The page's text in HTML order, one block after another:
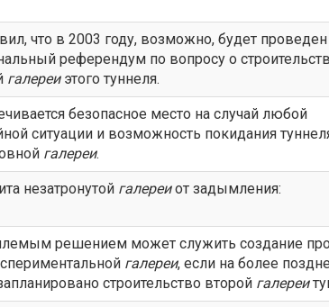
что в 2003 году, возможно, будет проведен
референдум по вопросу о
галереиэтого туннеля.
безопасное место на случай любой
ситуации и возможность покидания
галереи.
незатронутой галереиот задымления:
решением может служить создание
галереи, если на более
строительство второй галереи